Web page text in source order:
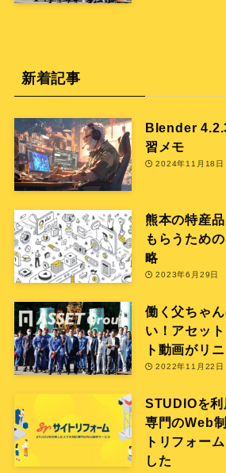
新着記事
Blender
習メモ
2024年11月18日
熊本の特産
もらうため
略
2023年6月29日
働く父ちゃ
い！アセッ
ト動画がリ
2022年11月22日
STUDIOを
専門のWeb
トリフォー
した